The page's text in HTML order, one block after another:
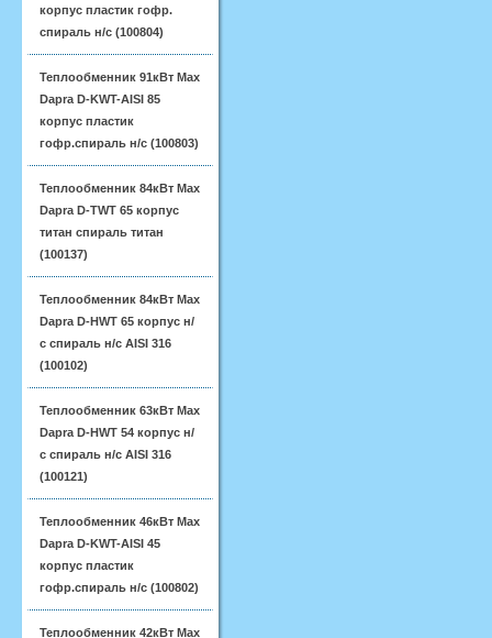
корпус пластик гофр.
спираль н/с (100804)
Теплообменник 91кВт Max
Dapra D-KWT-AISI 85
корпус пластик
гофр.спираль н/с (100803)
Теплообменник 84кВт Max
Dapra D-TWT 65 корпус
титан спираль титан
(100137)
Теплообменник 84кВт Max
Dapra D-HWT 65 корпус н/
с спираль н/с AISI 316
(100102)
Теплообменник 63кВт Max
Dapra D-HWT 54 корпус н/
с спираль н/с AISI 316
(100121)
Теплообменник 46кВт Max
Dapra D-KWT-AISI 45
корпус пластик
гофр.спираль н/с (100802)
Теплообменник 42кВт Max